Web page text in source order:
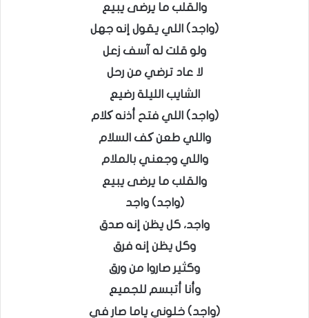
والقلب ما يرضى يبيع
(واجد) اللي يقول إنه جهل
ولو قلت له آسف زعل
لا عاد ترضي من رحل
الشايب الليلة رضيع
(واجد) اللي فتح أذنه کلام
واللي طعن کف السلام
واللي وجعني بالملام
والقلب ما يرضى يبيع
(واجد) واجد
واجد، كل يظن إنه صدق
وكل يظن إنه فرق
وكثير صاروا من ورق
وأنا أتبسم للجميع
(واجد) خلوني ياما صار في